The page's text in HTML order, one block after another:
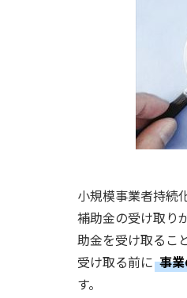
小規模事業者持続
補助金の受け取り
助金を受け取るこ
受け取る前に 事
す。